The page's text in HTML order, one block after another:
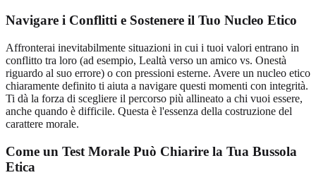
Navigare i Conflitti e Sostenere il Tuo Nucleo Etico
Affronterai inevitabilmente situazioni in cui i tuoi valori entrano in
conflitto tra loro (ad esempio, Lealtà verso un amico vs. Onestà
riguardo al suo errore) o con pressioni esterne. Avere un nucleo etico
chiaramente definito ti aiuta a navigare questi momenti con integrità.
Ti dà la forza di scegliere il percorso più allineato a chi vuoi essere,
anche quando è difficile. Questa è l'essenza della costruzione del
carattere morale.
Come un Test Morale Può Chiarire la Tua Bussola
Etica